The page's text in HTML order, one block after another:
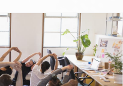
AU TRAVAIL
travail en favorisant le Bien-
des salariés